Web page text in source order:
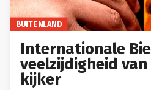
BUITENLAND
Internationale
veelzijdigheid
kijker